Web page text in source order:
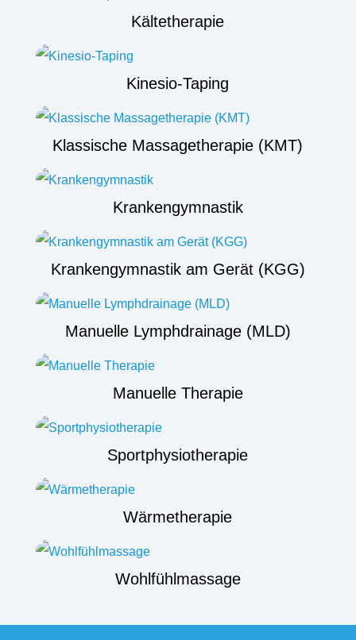
Kältetherapie
Kinesio-Taping
Klassische Massagetherapie (KMT)
Krankengymnastik
Krankengymnastik am Gerät (KGG)
Manuelle Lymphdrainage (MLD)
Manuelle Therapie
Sportphysiotherapie
Wärmetherapie
Wohlfühlmassage